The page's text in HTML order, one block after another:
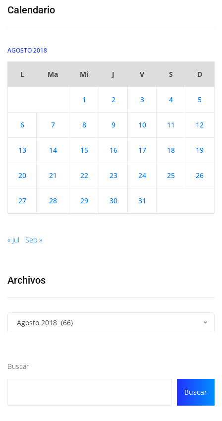
Calendario
AGOSTO 2018
L Ma Mi J V S D
1 2 3 4 5
6 7 8 9 10 11 12
13 14 15 16 17 18 19
20 21 22 23 24 25 26
27 28 29 30 31
« Jul Sep »
Archivos
Agosto 2018 (66)
Buscar
Buscar